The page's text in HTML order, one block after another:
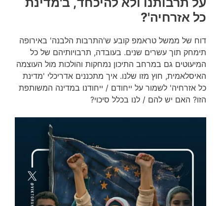
כל אזרחיה'?
דוח של ממשל טראמפ קובע ש'התרבות הלבנה' באירופה
תימחק תוך עשרים שנים. בעובדה, תרבויותיהם של כל
המיעוטים גם במרחב התיכון נמחקות והולכות מול העוצמה
האיסלאמית, חוץ מזו שלנו. איך מתכננים אדריכלי 'מדינת
כל אזרחיה' לשמור על ייחודם / ייחודנו במדינה המשותפת
הזו? האם יש להם / לנו בכלל סיכוי?